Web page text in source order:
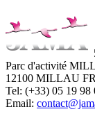
Parc d'activité
12100 MILLAU
Tel: (+33) 05 19 98
Email: